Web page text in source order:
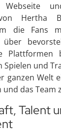
Hertha
die Fans
über
Plattformen
Spielen und
ganzen Welt
und das Team
Talent